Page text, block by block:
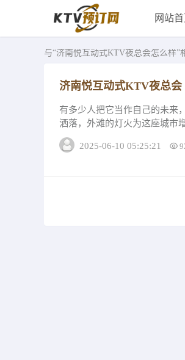
网站
与“济南悦互动式KTV夜总会怎么样”
济南悦互动式KTV夜总会
有多少人把它当作自己的未来
洒落，外滩的灯火为这座城市
步，去灯光璀璨的街道走走，
2025-06-10 05:25:21